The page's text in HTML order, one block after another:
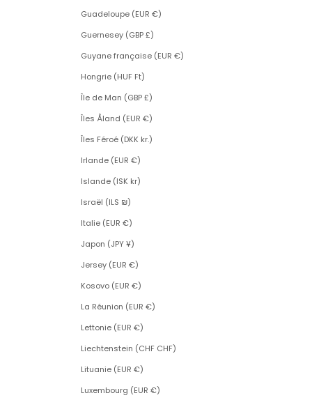
Guadeloupe (EUR €)
Guernesey (GBP £)
Guyane française (EUR €)
Hongrie (HUF Ft)
Île de Man (GBP £)
Îles Åland (EUR €)
Îles Féroé (DKK kr.)
Irlande (EUR €)
Islande (ISK kr)
Israël (ILS ₪)
Italie (EUR €)
Japon (JPY ¥)
Jersey (EUR €)
Kosovo (EUR €)
La Réunion (EUR €)
Lettonie (EUR €)
Liechtenstein (CHF CHF)
Lituanie (EUR €)
Luxembourg (EUR €)